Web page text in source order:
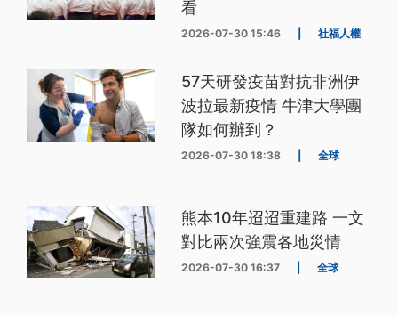
看
2026-07-30 15:46 社福人權
57天研發疫苗對抗非洲伊
波拉最新疫情 牛津大學團
隊如何辦到？
2026-07-30 18:38 全球
熊本10年迢迢重建路 一文
對比兩次強震各地災情
2026-07-30 16:37 全球